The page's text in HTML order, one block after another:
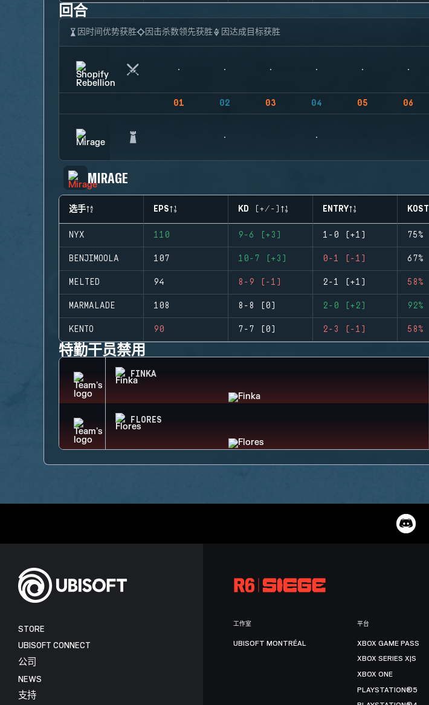
回合
因时间优势获胜 因击杀数领先获胜 因达成目标获胜
01 02 03 04 05 06
MIRAGE
选手 EPS KD (+/-) ENTRY KOST
NYX 110 9-6 (+3) 1-0 (+1) 75%
BENJIMOOLA 107 10-7 (+3) 0-1 (-1) 67%
MELTED 94 8-9 (-1) 2-1 (+1) 58%
MARMALADE 108 8-8 (0) 2-0 (+2) 92%
KENTO 90 7-7 (0) 2-3 (-1) 58%
特勤干员禁用
FINKA
FLORES
STORE
UBISOFT CONNECT
公司
NEWS
支持
工作室
UBISOFT MONTRÉAL
平台
XBOX GAME PASS
XBOX SERIES X|S
XBOX ONE
PLAYSTATION®5